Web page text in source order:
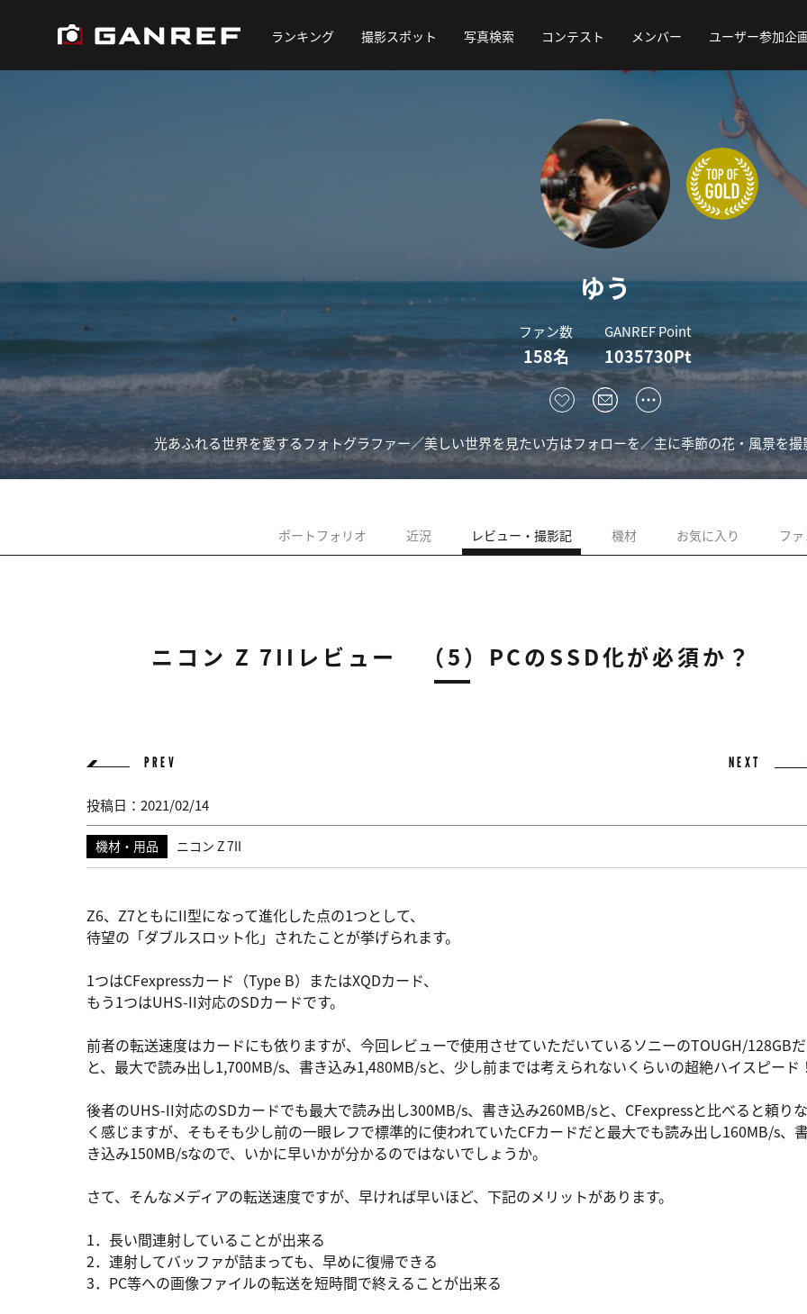
ランキング 撮影スポット 写真検索 コンテスト メンバー ユーザー参加企
ゆう
ファン数
158名
GANREF Point
1035730Pt
光あふれる世界を愛するフォトグラファー／美しい世界を見たい方はフォローを／主に季節の花・風景を
ポートフォリオ 近況 レビュー・撮影記 機材 お気に入り フ
ニコン Z 7IIレビュー （5）PCのSSD化が必須か？
PREV NEXT
投稿日：2021/02/14
機材・用品 ニコン Z 7II
Z6、Z7ともにII型になって進化した点の1つとして、
待望の「ダブルスロット化」されたことが挙げられます。
1つはCFexpressカード（Type B）またはXQDカード、
もう1つはUHS-II対応のSDカードです。
前者の転送速度はカードにも依りますが、今回レビューで使用させていただいているソニーのTOUGH/128GBだ
と、最大で読み出し1,700MB/s、書き込み1,480MB/sと、少し前までは考えられないくらいの超絶ハイスピード
後者のUHS-II対応のSDカードでも最大で読み出し300MB/s、書き込み260MB/sと、CFexpressと比べると頼りな
く感じますが、そもそも少し前の一眼レフで標準的に使われていたCFカードだと最大でも読み出し160MB/s、
き込み150MB/sなので、いかに早いかが分かるのではないでしょうか。
さて、そんなメディアの転送速度ですが、早ければ早いほど、下記のメリットがあります。
1．長い間連射していることが出来る
2．連射してバッファが詰まっても、早めに復帰できる
3．PC等への画像ファイルの転送を短時間で終えることが出来る